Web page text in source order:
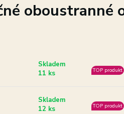
oboustranné
Skladem
11 ks
TOP produkt
Skladem
12 ks
TOP produkt